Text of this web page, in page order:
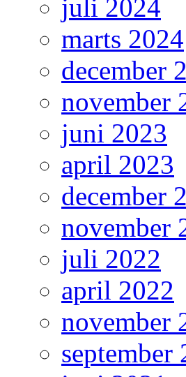
juli 2024
marts 2024
december
november
juni 2023
april 2023
december
november
juli 2022
april 2022
november
september